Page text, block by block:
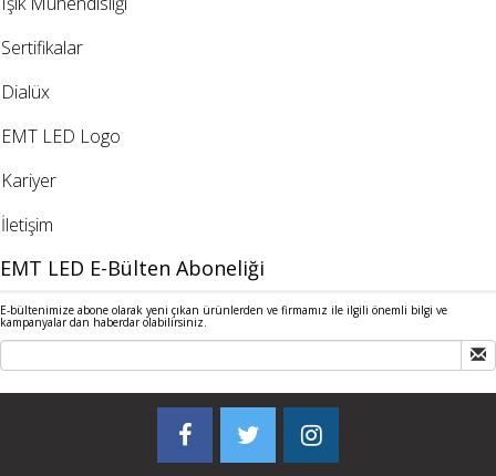
Sertifikalar
Dialüx
EMT LED Logo
Kariyer
İletişim
EMT LED E-Bülten Aboneliği
E-bültenimize abone olarak yeni çıkan ürünlerden ve firmamız ile ilgili önemli bilgi ve
kampanyalar dan haberdar olabilirsiniz.